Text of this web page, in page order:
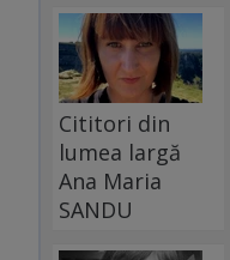
Cititori din
lumea largă
Ana Maria
SANDU